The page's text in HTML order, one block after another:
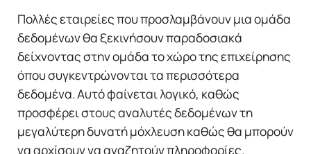
Πολλές εταιρείες που προσλαμβάνουν μια ομάδα
δεδομένων θα ξεκινήσουν παραδοσιακά
δείχνοντας στην ομάδα το χώρο της επιχείρησης
όπου συγκεντρώνονται τα περισσότερα
δεδομένα. Αυτό φαίνεται λογικό, καθώς
προσφέρει στους αναλυτές δεδομένων τη
μεγαλύτερη δυνατή μόχλευση καθώς θα μπορούν
να αρχίσουν να αναζητούν πληροφορίες.